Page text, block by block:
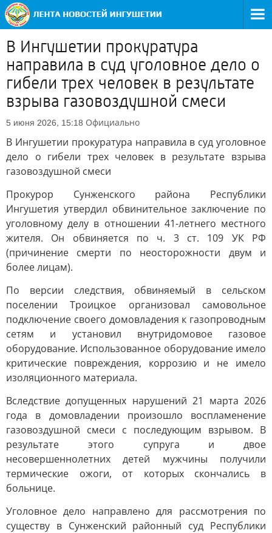
В Ингушетии прокуратура
направила в суд уголовное дело о
гибели трех человек в результате
взрыва газовоздушной смеси
5 июня 2026, 15:18 Официально
В Ингушетии прокуратура направила в суд уголовное
дело о гибели трех человек в результате взрыва
газовоздушной смеси
Прокурор Сунженского района Республики
Ингушетия утвердил обвинительное заключение по
уголовному делу в отношении 41-летнего местного
жителя. Он обвиняется по ч. 3 ст. 109 УК РФ
(причинение смерти по неосторожности двум и
более лицам).
По версии следствия, обвиняемый в сельском
поселении Троицкое организовал самовольное
подключение своего домовладения к газопроводным
сетям и установил внутридомовое газовое
оборудование. Использованное оборудование имело
критические повреждения, коррозию и не имело
изоляционного материала.
Вследствие допущенных нарушений 21 марта 2026
года в домовладении произошло воспламенение
газовоздушной смеси с последующим взрывом. В
результате этого супруга и двое
несовершеннолетних детей мужчины получили
термические ожоги, от которых скончались в
больнице.
Уголовное дело направлено для рассмотрения по
существу в Сунженский районный суд Республики